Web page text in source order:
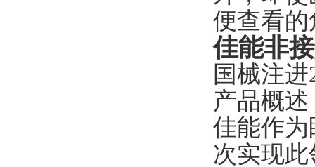
便查看
佳能非
国械注进
产品概述
佳能作
次实现